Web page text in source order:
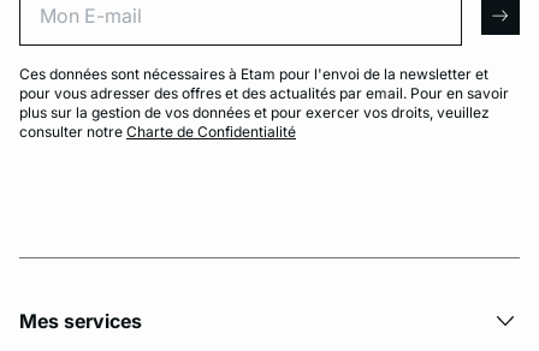
Ces données sont nécessaires à Etam pour l'envoi de la newsletter et
pour vous adresser des offres et des actualités par email. Pour en savoir
plus sur la gestion de vos données et pour exercer vos droits, veuillez
consulter notre Charte de Confidentialité
Mes services